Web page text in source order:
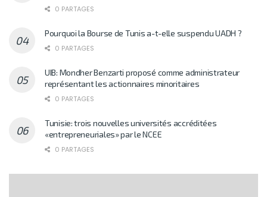
0 PARTAGES
Pourquoi la Bourse de Tunis a-t-elle suspendu UADH ?
0 PARTAGES
UIB: Mondher Benzarti proposé comme administrateur
représentant les actionnaires minoritaires
0 PARTAGES
Tunisie: trois nouvelles universités accréditées
«entrepreneuriales» par le NCEE
0 PARTAGES